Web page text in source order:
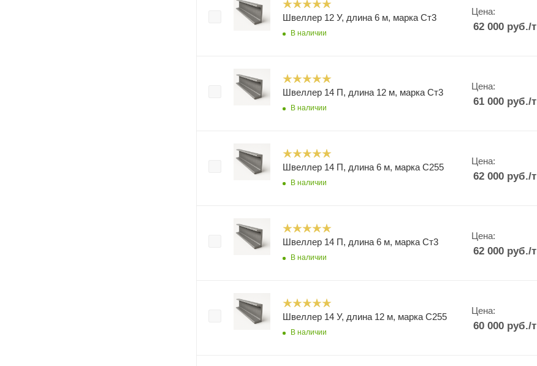
Швеллер 12 У, длина 6 м, марка Ст3
В наличии
Цена:
62 000руб./т
Швеллер 14 П, длина 12 м, марка Ст3
В наличии
Цена:
61 000руб./т
Швеллер 14 П, длина 6 м, марка С255
В наличии
Цена:
62 000руб./т
Швеллер 14 П, длина 6 м, марка Ст3
В наличии
Цена:
62 000руб./т
Швеллер 14 У, длина 12 м, марка С255
В наличии
Цена:
60 000руб./т